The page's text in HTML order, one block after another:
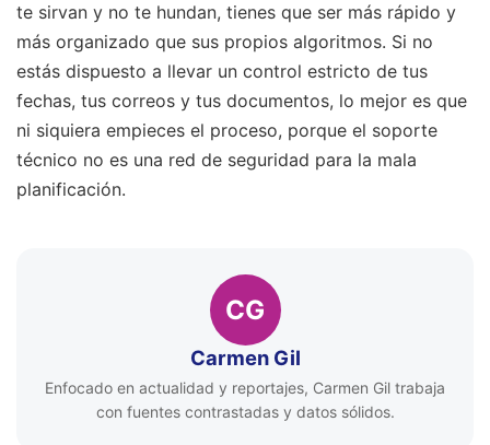
te sirvan y no te hundan, tienes que ser más rápido y
más organizado que sus propios algoritmos. Si no
estás dispuesto a llevar un control estricto de tus
fechas, tus correos y tus documentos, lo mejor es que
ni siquiera empieces el proceso, porque el soporte
técnico no es una red de seguridad para la mala
planificación.
CG
Carmen Gil
Enfocado en actualidad y reportajes, Carmen Gil trabaja
con fuentes contrastadas y datos sólidos.